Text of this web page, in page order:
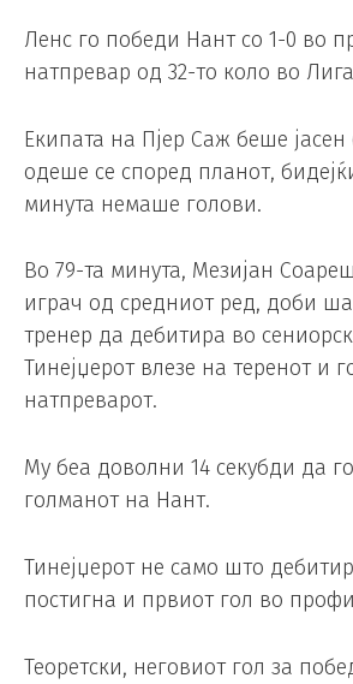
Ленс го победи Нант со 1-0 во
натпревар од 32-то коло во
Екипата на Пјер Саж беше
одеше се според планот,
минута немаше голови.
Во 79-та минута, Мезијан
играч од средниот ред, доби
тренер да дебитира во
Тинејџерот влезе на теренот и
натпреварот.
Му беа доволни 14 секубди да
голманот на Нант.
Тинејџерот не само што
постигна и првиот гол во
Теоретски, неговиот гол за